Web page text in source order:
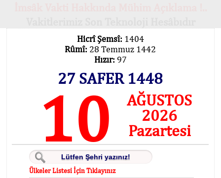
Hicrî Şemsî: 1404
Rûmî: 28 Temmuz 1442
Hızır: 97
27 SAFER 1448
10
AĞUSTOS
2026
Pazartesi
Ülkeler Listesi İçin Tıklayınız